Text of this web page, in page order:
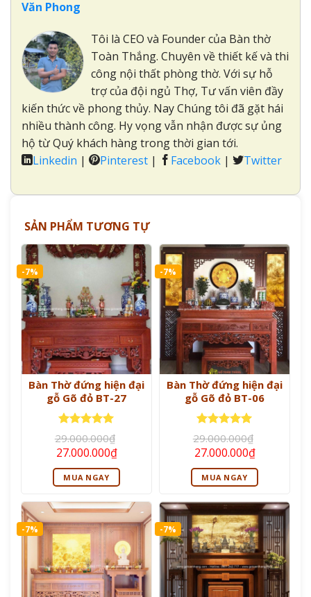
Văn Phong
Tôi là CEO và Founder của Bàn thờ
Toàn Thắng. Chuyên về thiết kế và thi
công nội thất phòng thờ. Với sự hỗ
trợ của đội ngủ Thợ, Tư vấn viên đầy
kiến thức về phong thủy. Nay Chúng tôi đã gặt hái
nhiều thành công. Hy vọng vẫn nhận được sự ủng
hộ từ Quý khách hàng trong thời gian tới.
Linkedin | Pinterest | Facebook | Twitter
SẢN PHẨM TƯƠNG TỰ
-7%
Bàn Thờ đứng hiện đại
gỗ Gõ đỏ BT-27
Được xếp
hạng55
sao
29.000.000₫
Giá
gốc
là:
29.000.000₫.
27.000.000₫Giá
hiện
tại
là:
MUA NGAY
-7%
Bàn Thờ đứng hiện đại
gỗ Gõ đỏ BT-06
Được xếp
hạng55
sao
29.000.000₫
Giá
gốc
là:
29.000.000₫.
27.000.000₫Giá
hiện
tại
là:
MUA NGAY
-7% -7%